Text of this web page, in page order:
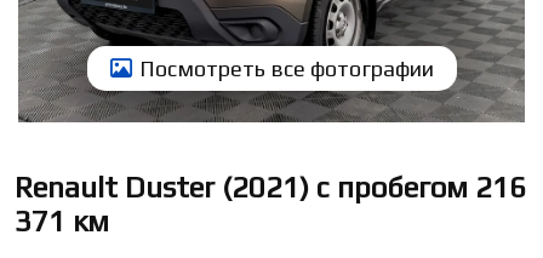
Посмотреть всe фотографии
Renault Duster (2021) с пробегом 216
371 км